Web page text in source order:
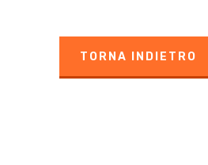
TORNA INDIETRO